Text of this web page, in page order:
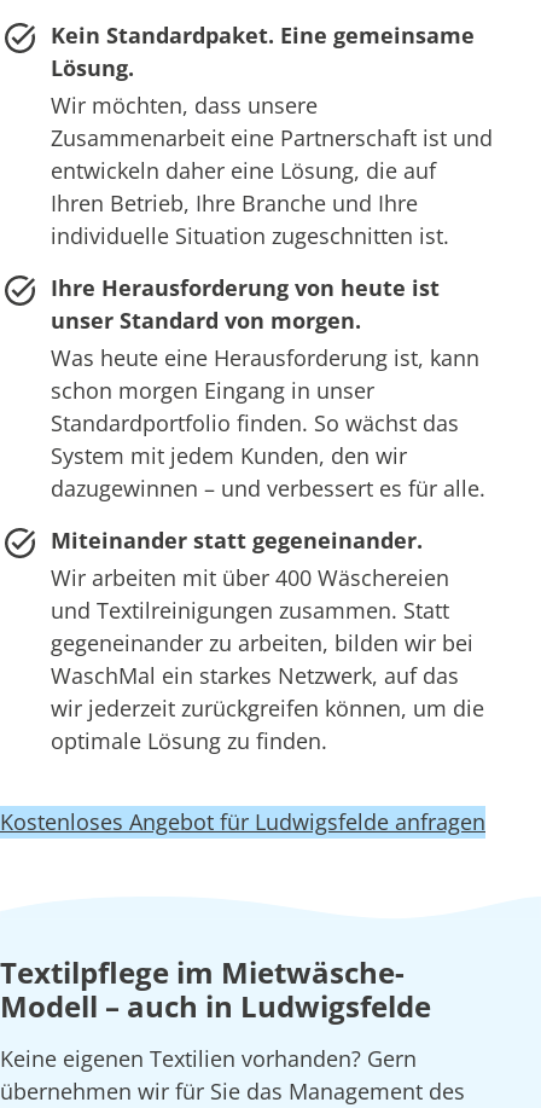
Kein Standardpaket. Eine gemeinsame
Lösung.
Wir möchten, dass unsere
Zusammenarbeit eine Partnerschaft ist und
entwickeln daher eine Lösung, die auf
Ihren Betrieb, Ihre Branche und Ihre
individuelle Situation zugeschnitten ist.
Ihre Herausforderung von heute ist
unser Standard von morgen.
Was heute eine Herausforderung ist, kann
schon morgen Eingang in unser
Standardportfolio finden. So wächst das
System mit jedem Kunden, den wir
dazugewinnen – und verbessert es für alle.
Miteinander statt gegeneinander.
Wir arbeiten mit über 400 Wäschereien
und Textilreinigungen zusammen. Statt
gegeneinander zu arbeiten, bilden wir bei
WaschMal ein starkes Netzwerk, auf das
wir jederzeit zurückgreifen können, um die
optimale Lösung zu finden.
Kostenloses Angebot für Ludwigsfelde anfragen
Textilpflege im Mietwäsche-
Modell – auch in Ludwigsfelde
Keine eigenen Textilien vorhanden? Gern
übernehmen wir für Sie das Management des